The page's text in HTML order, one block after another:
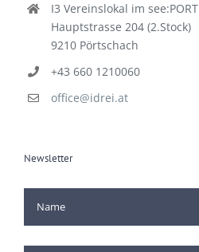
I3 Vereinslokal im see:PORT
Hauptstrasse 204 (2.Stock)
9210 Pörtschach
+43 660 1210060
office@idrei.at
Newsletter